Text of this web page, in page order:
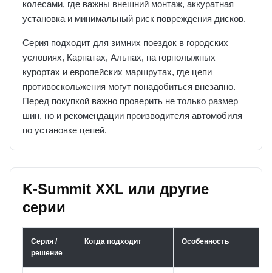
колесами, где важны внешний монтаж, аккуратная
установка и минимальный риск повреждения дисков.
Серия подходит для зимних поездок в городских
условиях, Карпатах, Альпах, на горнолыжных
курортах и европейских маршрутах, где цепи
противоскольжения могут понадобиться внезапно.
Перед покупкой важно проверить не только размер
шин, но и рекомендации производителя автомобиля
по установке цепей.
K-Summit XXL или другие
серии
Серия /
решение
Когда подходит Особенность